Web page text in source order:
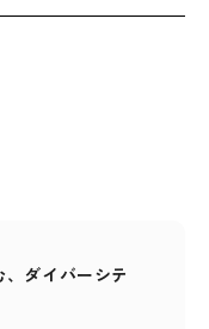
ダイバーシテ